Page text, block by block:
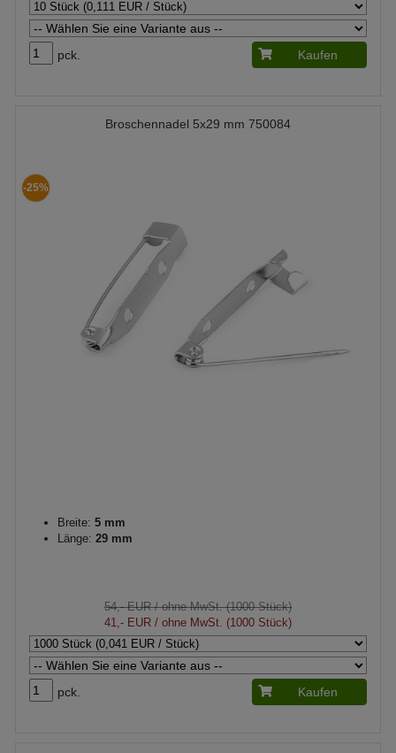
pck. Kaufen
Broschennadel 5x29 mm 750084
-25%
Breite: 5 mm
Länge: 29 mm
54,- EUR/ ohne MwSt. (1000 Stück)
41,- EUR / ohne MwSt. (1000 Stück)
pck. Kaufen